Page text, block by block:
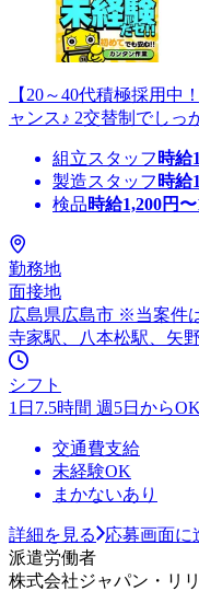
【20～40代積極採用中
ャンス♪ 2交替制でしっ
組立スタッフ 時給
製造スタッフ 時給
検品時給1,200円〜
勤務地
面接地
広島県広島市 ※当案件
寺家駅、八本松駅、矢
シフト
1日7.5時間 週5日からOK
交通費支給
未経験OK
まかないあり
詳細を見る
応募画面に
派遣労働者
株式会社ジャパン・リ